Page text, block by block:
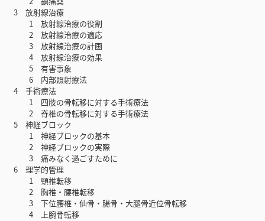
3 放射線治療
1 放射線治療の役割
2 放射線治療の適応
3 放射線治療の計画
4 放射線治療の効果
5 有害事象
6 内部照射療法
4 手術療法
1 四肢の骨転移に対する手術療法
2 脊椎の骨転移に対する手術療法
5 神経ブロック
1 神経ブロックの基本
2 神経ブロックの実際
3 痛みなく過ごすために
6 理学的管理
1 頸椎転移
2 胸椎・腰椎転移
3 下位腰椎・仙骨・腸骨・大腿骨近位骨転移
4 上腕骨転移